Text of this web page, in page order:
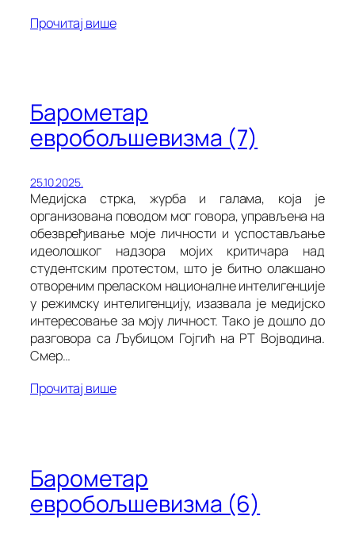
Прочитај више
Барометар
евробољшевизма (7)
25.10.2025.
Медијска стрка, журба и галама, која је
организована поводом мог говора, управљена на
обезвређивање моје личности и успостављање
идеолошког надзора мојих критичара над
студентским протестом, што је битно олакшано
отвореним преласком националне интелигенције
у режимску интелигенцију, изазвала је медијско
интересовање за моју личност. Тако је дошло до
разговора са Љубицом Гојгић на РТ Војводина.
Смер…
Прочитај више
Барометар
евробољшевизма (6)